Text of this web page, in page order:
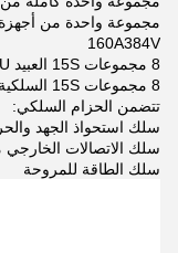
160A384V
8 مجموعات 15S العبيد BMU نموذج #: BMU07-15S8T48F
8 مجموعات 15S السلكية الحزام
تتضمن الحزام السلكي:
سلك استحواذ الجهد
سلك الاتصالات الخارجي
سلك الطاقة للمروحة